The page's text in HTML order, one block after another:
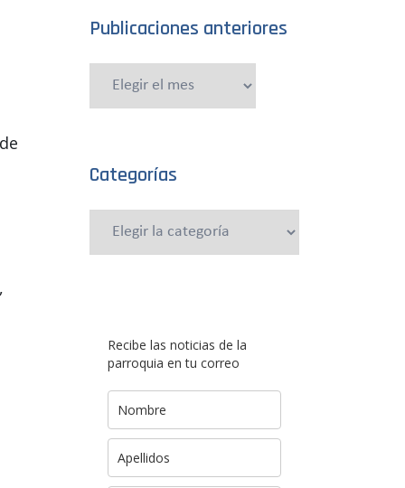
Publicaciones anteriores
Publicaciones
Categorías
Categorías
Recibe las noticias de la
parroquia en tu correo